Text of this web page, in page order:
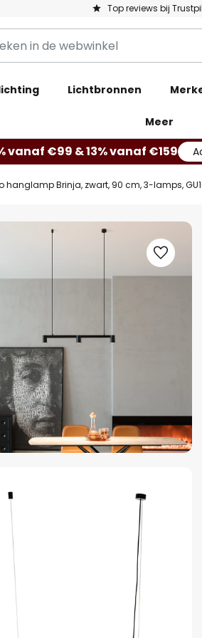
Top reviews bij
Lichtbronnen
Meer
vanaf €99 & 13% vanaf €159
hanglamp Brinja, zwart, 90 cm, 3-lamps,